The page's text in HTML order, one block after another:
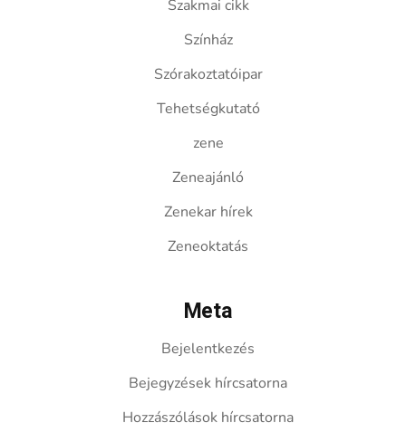
Szakmai cikk
Színház
Szórakoztatóipar
Tehetségkutató
zene
Zeneajánló
Zenekar hírek
Zeneoktatás
Meta
Bejelentkezés
Bejegyzések hírcsatorna
Hozzászólások hírcsatorna